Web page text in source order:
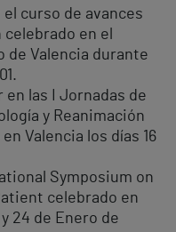
curso de avances
celebrado en el
de Valencia durante
las I Jornadas de
y Reanimación
Valencia los días 16
Symposium on
celebrado en
24 de Enero de